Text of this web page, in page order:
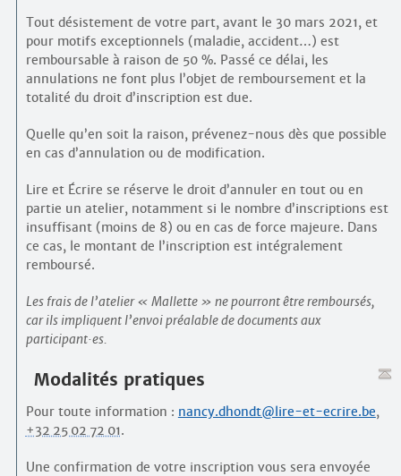
Tout désistement de votre part, avant le 30 mars 2021, et
pour motifs exceptionnels (maladie, accident…) est
remboursable à raison de 50 %. Passé ce délai, les
annulations ne font plus l’objet de remboursement et la
totalité du droit d’inscription est due.
Quelle qu’en soit la raison, prévenez-nous dès que possible
en cas d’annulation ou de modification.
Lire et Écrire se réserve le droit d’annuler en tout ou en
partie un atelier, notamment si le nombre d’inscriptions est
insuffisant (moins de 8) ou en cas de force majeure. Dans
ce cas, le montant de l’inscription est intégralement
remboursé.
Les frais de l’atelier « Mallette » ne pourront être remboursés,
car ils impliquent l’envoi préalable de documents aux
participant·es.
Modalités pratiques
Pour toute information : nancy.dhondt@lire-et-ecrire.be,
+32 25 02 72 01.
Une confirmation de votre inscription vous sera envoyée